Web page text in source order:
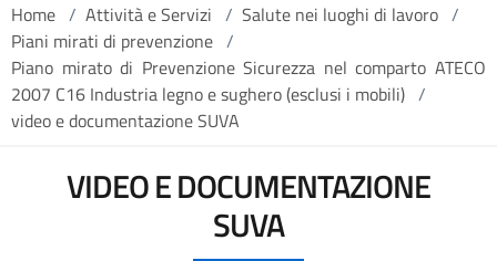
Home / Attività e Servizi / Salute nei luoghi di lavoro /
Piani mirati di prevenzione /
Piano mirato di Prevenzione Sicurezza nel comparto ATECO
2007 C16 Industria legno e sughero (esclusi i mobili) /
video e documentazione SUVA
VIDEO E DOCUMENTAZIONE
SUVA